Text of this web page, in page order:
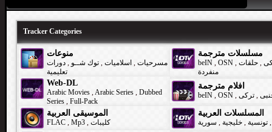
Tracker Categories
منوعات
مسرحيات , اسلاميات , توك شــو , دورات
تعليمية
مسلسلات مترجمة
beIN , OSN , , حلقات
منفردة
Web-DL
Arabic Movies ,Arabic Series , Dubbed
Series , Full-Pack
افلام مترجمة
beIN , OSN , , تركى
الموسيقى العربية
FLAC , Mp3 , كليبات
المسلسلات العربية
, تونسية , خليجية , سورية